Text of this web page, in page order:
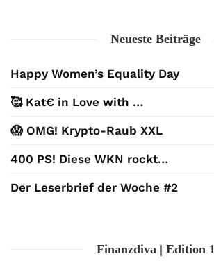
Neueste Beiträge
Happy Women’s Equality Day
🥰 Kat€ in Love with …
😱 OMG! Krypto-Raub XXL
400 PS! Diese WKN rockt…
Der Leserbrief der Woche #2
Finanzdiva | Edition 1